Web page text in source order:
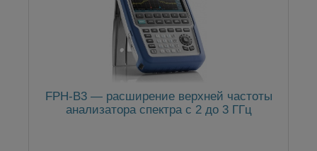
FPH-B3 — расширение верхней частоты
анализатора спектра с 2 до 3 ГГц